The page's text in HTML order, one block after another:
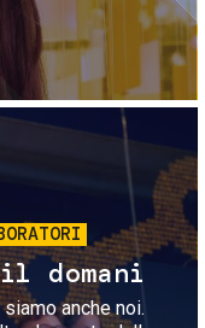
domani
anche noi.